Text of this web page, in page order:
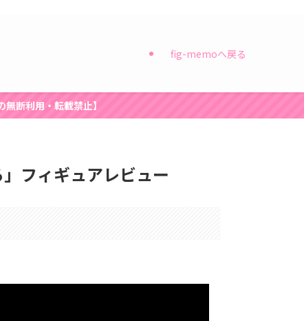
fig-memoへ戻る
断利用・転載禁止】
フィギュアレビュー